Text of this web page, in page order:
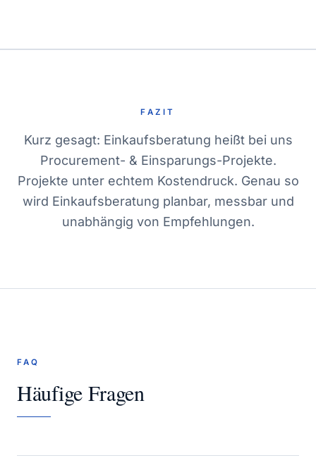
FAZIT
Kurz gesagt: Einkaufsberatung heißt bei uns
Procurement- & Einsparungs-Projekte.
Projekte unter echtem Kostendruck. Genau so
wird Einkaufsberatung planbar, messbar und
unabhängig von Empfehlungen.
FAQ
Häufige Fragen